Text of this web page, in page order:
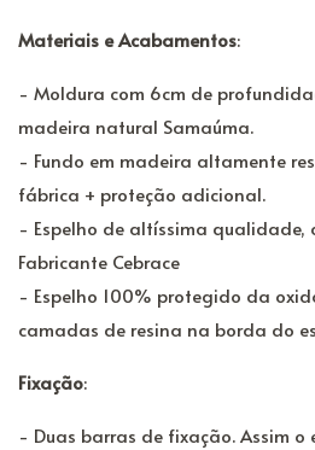
Materiais e Acabamentos:
- Moldura com 6cm de
madeira natural Samaúma.
- Fundo em madeira altamente
fábrica + proteção adicional.
- Espelho de altíssima qualidade,
Fabricante Cebrace
- Espelho 100% protegido da
camadas de resina na borda do
Fixação:
- Duas barras de fixação. Assim o